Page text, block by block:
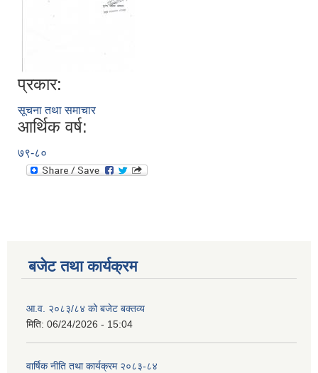
प्रकार:
सूचना तथा समाचार
आर्थिक वर्ष:
७९-८०
बजेट तथा कार्यक्रम
आ.व. २०८३/८४ को बजेट बक्तव्य
मिति: 06/24/2026 - 15:04
वार्षिक नीति तथा कार्यक्रम २०८३-८४